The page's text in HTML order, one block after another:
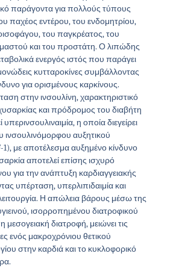
παράγοντα για πολλούς τύπους
παχέος εντέρου, του ενδομητρίου,
του παγκρέατος, του
και του προστάτη. Ο λιπώδης
ενεργός ιστός που παράγει
κυτταροκίνες συμβάλλοντας
για ορισμένους καρκίνους.
στην ινσουλίνη, χαρακτηριστικό
και πρόδρομος του διαβήτη
η οποία διεγείρει
αυξητικού
με αποτέλεσμα αυξημένο κίνδυνο
αποτελεί επίσης ισχυρό
για την ανάπτυξη καρδιαγγειακής
υπέρταση, υπερλιπιδαιμία και
Η απώλεια βάρους μέσω της
ισορροπημένου διατροφικού
διατροφή, μειώνει τις
ενός μακροχρόνιου θετικού
στην καρδιά και το κυκλοφορικό